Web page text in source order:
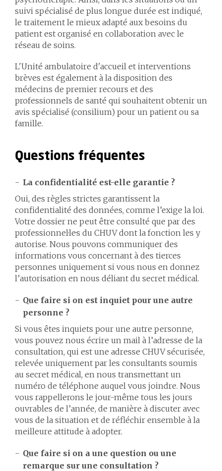
suivi spécialisé de plus longue durée est indiqué,
le traitement le mieux adapté aux besoins du
patient est organisé en collaboration avec le
réseau de soins.
L'Unité ambulatoire d'accueil et interventions
brèves est également à la disposition des
médecins de premier recours et des
professionnels de santé qui souhaitent obtenir un
avis spécialisé (consilium) pour un patient ou sa
famille.
Questions fréquentes
La confidentialité est-elle garantie ?
Oui, des règles strictes garantissent la
confidentialité des données, comme l’exige la loi.
Votre dossier ne peut être consulté que par des
professionnel·le·s du CHUV dont la fonction les y
autorise. Nous pouvons communiquer des
informations vous concernant à des tierces
personnes uniquement si vous nous en donnez
l’autorisation en nous déliant du secret médical.
Que faire si on est inquiet pour une autre
personne ?
Si vous êtes inquiets pour une autre personne,
vous pouvez nous écrire un mail à l’adresse de la
consultation, qui est une adresse CHUV sécurisée,
relevée uniquement par les consultants soumis
au secret médical, en nous transmettant un
numéro de téléphone auquel vous joindre. Nous
vous rappellerons le jour-même tous les jours
ouvrables de l’année, de manière à discuter avec
vous de la situation et de réfléchir ensemble à la
meilleure attitude à adopter.
Que faire si on a une question ou une
remarque sur une consultation ?